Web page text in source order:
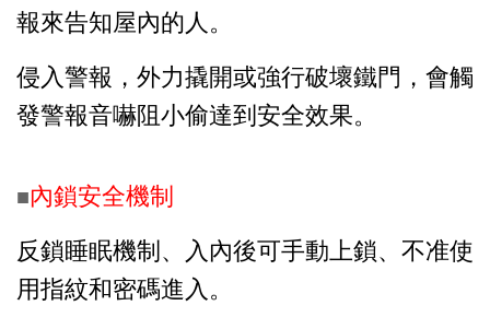
報來告知屋內的人。
侵入警報，外力撬開或強行破壞鐵門，會觸
發警報音嚇阻小偷達到安全效果。
■內鎖安全機制
反鎖睡眠機制、入內後可手動上鎖、不准使
用指紋和密碼進入。